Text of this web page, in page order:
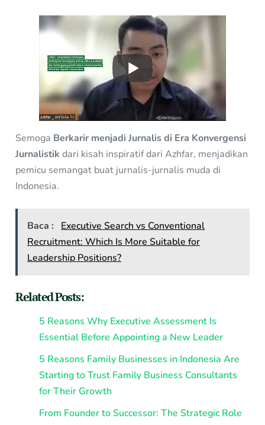
Semoga Berkarir menjadi Jurnalis di Era Konvergensi
Jurnalistik dari kisah inspiratif dari Azhfar, menjadikan
pemicu semangat buat jurnalis-jurnalis muda di
Indonesia.
Baca :
Executive Search vs Conventional
Recruitment: Which Is More Suitable for
Leadership Positions?
Related Posts:
5 Reasons Why Executive Assessment Is
Essential Before Appointing a New Leader
5 Reasons Family Businesses in Indonesia Are
Starting to Trust Family Business Consultants
for Their Growth
From Founder to Successor: The Strategic Role